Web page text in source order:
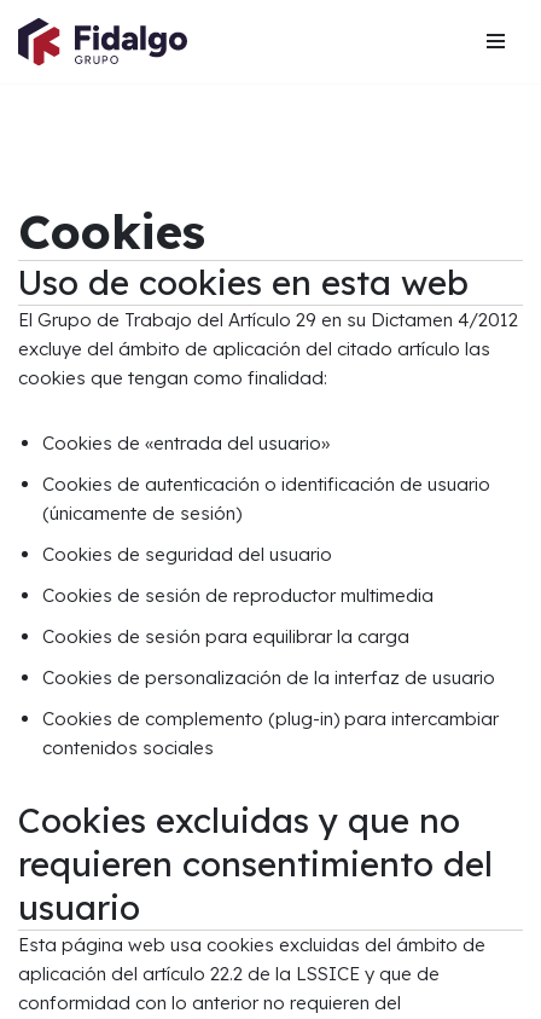
Saltar
Cookies
Uso de cookies en esta web
El Grupo de Trabajo del Artículo 29 en su Dictamen 4/2012
excluye del ámbito de aplicación del citado artículo las
cookies que tengan como finalidad:
Cookies de «entrada del usuario»
Cookies de autenticación o identificación de usuario
(únicamente de sesión)
Cookies de seguridad del usuario
Cookies de sesión de reproductor multimedia
Cookies de sesión para equilibrar la carga
Cookies de personalización de la interfaz de usuario
Cookies de complemento (plug-in) para intercambiar
contenidos sociales
Cookies excluidas y que no
requieren consentimiento del
usuario
Esta página web usa cookies excluidas del ámbito de
aplicación del artículo 22.2 de la LSSICE y que de
conformidad con lo anterior no requieren del